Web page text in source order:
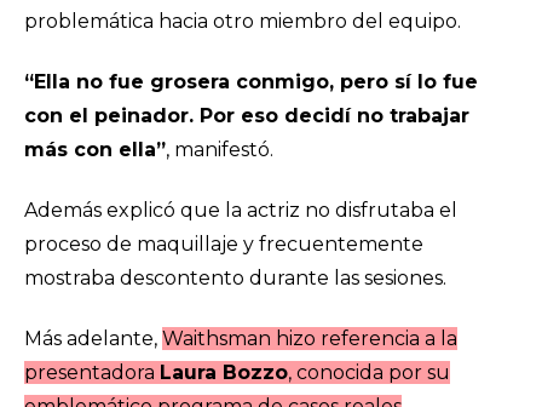
problemática hacia otro miembro del equipo.
“Ella no fue grosera conmigo, pero sí lo fue
con el peinador. Por eso decidí no trabajar
más con ella”, manifestó.
Además explicó que la actriz no disfrutaba el
proceso de maquillaje y frecuentemente
mostraba descontento durante las sesiones.
Más adelante, Waithsman hizo referencia a la
presentadora Laura Bozzo, conocida por su